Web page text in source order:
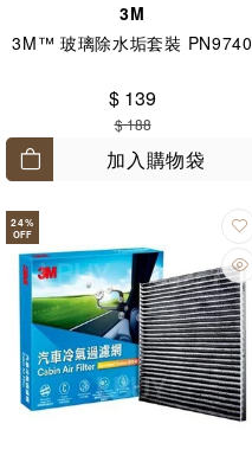
3M
3M™ 玻璃除水垢套裝 PN9740
$ 139
$ 188
加入購物袋
24%
OFF